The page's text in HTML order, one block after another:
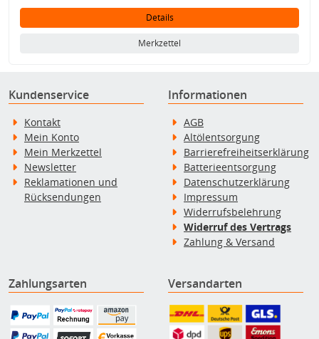
Details
Merkzettel
Kundenservice
Kontakt
Mein Konto
Mein Merkzettel
Newsletter
Reklamationen und
Rücksendungen
Informationen
AGB
Altölentsorgung
Barrierefreiheitserklärung
Batterieentsorgung
Datenschutzerklärung
Impressum
Widerrufsbelehrung
Widerruf des Vertrags
Zahlung & Versand
Zahlungsarten Versandarten